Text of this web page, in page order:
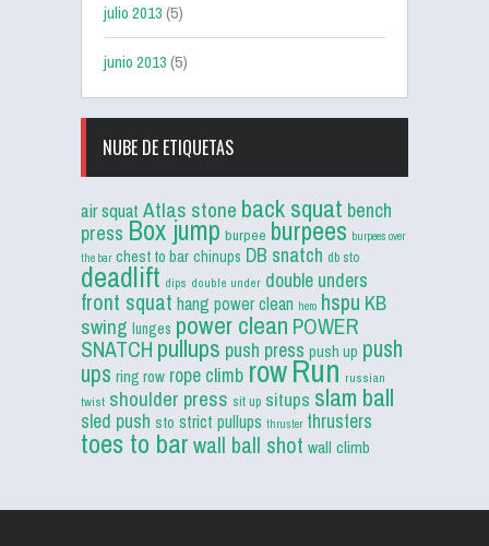
julio 2013(5)
junio 2013(5)
NUBE DE ETIQUETAS
air squat Atlas stone back squat bench
press Box jump burpee burpees burpees over
the bar chest to bar chinups DB snatch db sto
deadlift dips double under double unders
front squat hang power clean hero hspu KB
swing lunges power clean POWER
SNATCH pullups push press push up push
ups ring row rope climb rowRun russian
twist shoulder press sit up situps slam ball
sled push sto strict pullups thruster thrusters
toes to barwall ball shot wall climb